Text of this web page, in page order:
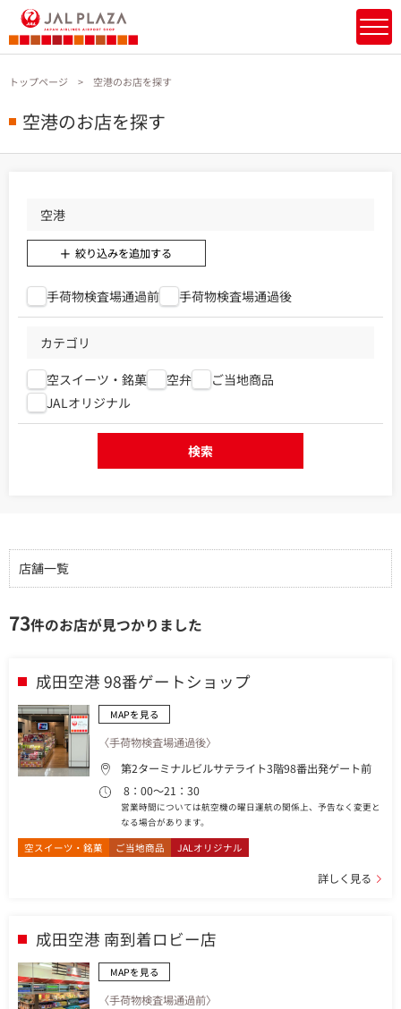
トップページ 空港のお店を探す
空港のお店を探す
空港
絞り込みを追加する
手荷物検査場通過前 手荷物検査場通過後
カテゴリ
空スイーツ・銘菓 空弁
ご当地商品
JALオリジナル
検索
店舗一覧
73件のお店が見つかりました
成田空港 98番ゲートショップ
MAPを見る
〈手荷物検査場通過後〉
第2ターミナルビルサテライト3階98番出発ゲート前
8：00～21：30
営業時間については航空機の曜日運航の関係上、予告なく変更と
なる場合があります。
空スイーツ・銘菓 ご当地商品 JALオリジナル
詳しく見る
成田空港 南到着ロビー店
MAPを見る
〈手荷物検査場通過前〉